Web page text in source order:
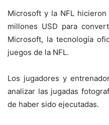
Microsoft y la NFL
millones USD para
Microsoft, la tecnología
juegos de la NFL.
Los jugadores y
analizar las jugadas
de haber sido ejecutadas.